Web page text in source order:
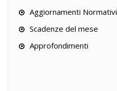
Aggiornamenti Normativi
Scadenze del mese
Approfondimenti